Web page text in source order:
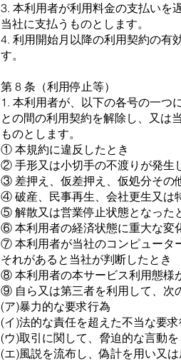
3. 本利⽤者が利⽤料⾦の⽀払いを
当社に⽀払うものとします。
4. 利⽤開始⽉以降の利⽤契約の有
す。
第 8 条（利⽤停⽌等）
1. 本利⽤者が、以下の各号の⼀つ
との間の利⽤契約を解除し、⼜は
ものとします。
① 本規約に違反したとき
② ⼿形⼜は⼩切⼿の不渡りが発⽣
③ 差押え、仮差押え、仮処分その
④ 破産、⺠事再⽣、会社更⽣⼜は
⑤ 解散⼜は営業停⽌状態となった
⑥ 本利⽤者の経済状態に重⼤な変
⑦ 本利⽤者が当社のコンピュータ
それがあると当社が判断したとき
⑧ 本利⽤者の本サービス利⽤態様
⑨ ⾃ら⼜は第三者を利⽤して、次
(ア)暴⼒的な要求⾏為
(イ)法的な責任を超えた不当な要求
(ウ)取引に関して、脅迫的な⾔動
(エ)⾵説を流布し、偽計を⽤い⼜